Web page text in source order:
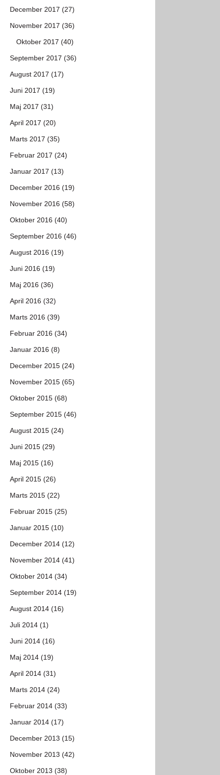
December 2017 (27)
November 2017 (36)
Oktober 2017 (40)
September 2017 (36)
August 2017 (17)
Juni 2017 (19)
Maj 2017 (31)
April 2017 (20)
Marts 2017 (35)
Februar 2017 (24)
Januar 2017 (13)
December 2016 (19)
November 2016 (58)
Oktober 2016 (40)
September 2016 (46)
August 2016 (19)
Juni 2016 (19)
Maj 2016 (36)
April 2016 (32)
Marts 2016 (39)
Februar 2016 (34)
Januar 2016 (8)
December 2015 (24)
November 2015 (65)
Oktober 2015 (68)
September 2015 (46)
August 2015 (24)
Juni 2015 (29)
Maj 2015 (16)
April 2015 (26)
Marts 2015 (22)
Februar 2015 (25)
Januar 2015 (10)
December 2014 (12)
November 2014 (41)
Oktober 2014 (34)
September 2014 (19)
August 2014 (16)
Juli 2014 (1)
Juni 2014 (16)
Maj 2014 (19)
April 2014 (31)
Marts 2014 (24)
Februar 2014 (33)
Januar 2014 (17)
December 2013 (15)
November 2013 (42)
Oktober 2013 (38)